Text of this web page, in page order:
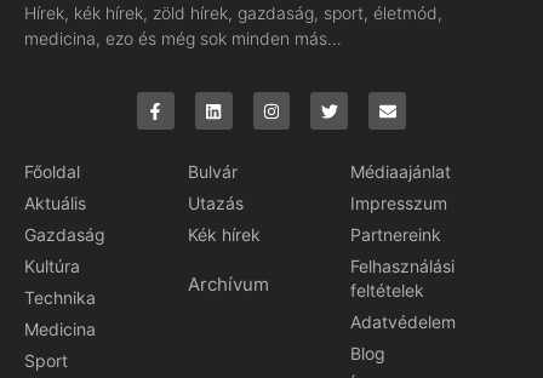
Hírek, kék hírek, zöld hírek, gazdaság, sport, életmód,
medicina, ezo és még sok minden más…
Főoldal
Aktuális
Gazdaság
Kultúra
Technika
Medicina
Sport
Bulvár
Utazás
Kék hírek
Archívum
Médiaajánlat
Impresszum
Partnereink
Felhasználási
feltételek
Adatvédelem
Blog